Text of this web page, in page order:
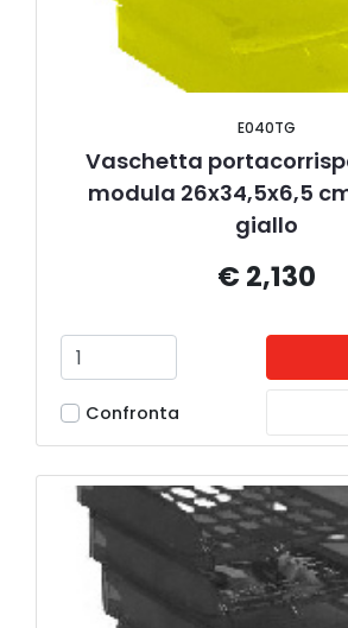
E040TG
Vaschetta
modula 26x34,5x6,5
giallo
€ 2,130
Confronta